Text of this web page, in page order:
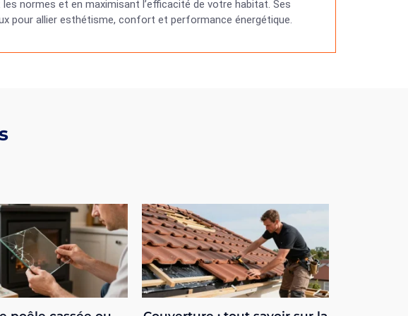
normes et en maximisant l’efficacité de votre habitat. Ses
pour allier esthétisme, confort et performance énergétique.